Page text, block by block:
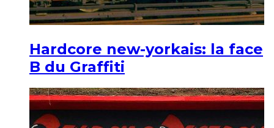
Hardcore new-yorkais: la face
B du Graffiti